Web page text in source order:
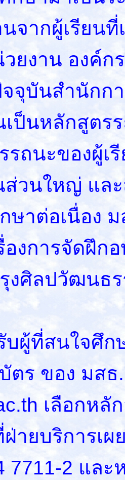
จากผู้เรียน
ยงาน องค์ก
จุบันสำนักกา
เป็นหลักสูต
รถนะของผู้เ
ส่วนใหญ่ และ
ษาต่อเนื่อง
องการจัดฝึก
งศิลปวัฒนธ
สนใจศึกษา
ตร ของ มสธ
เลือกหลั
ฝ่ายบริการเ
7711-2 และ